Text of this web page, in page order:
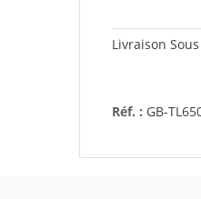
Livraison
Réf. : GB-